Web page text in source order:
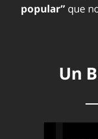
popular” que
Un